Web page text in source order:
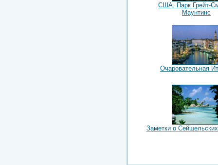
США. Парк Грейт-
Маунтинс
Очаровательная
Заметки о